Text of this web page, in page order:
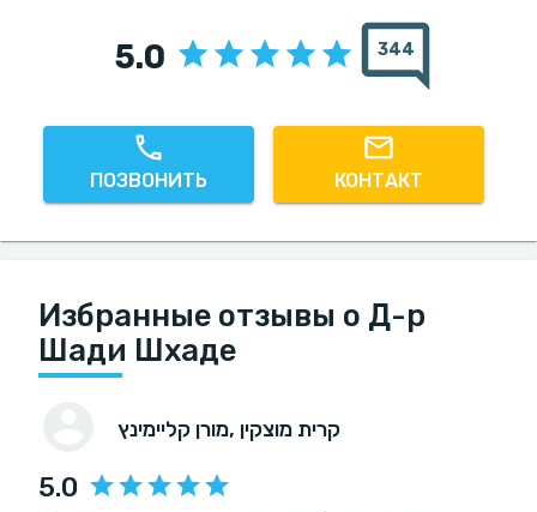
5.0 344
ПОЗВОНИТЬ КОНТАКТ
Избранные отзывы о Д-р
Шади Шхаде
מורן קליימינץ , קרית מוצקין
5.0